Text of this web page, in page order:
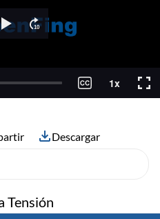
Tensión
Descargar